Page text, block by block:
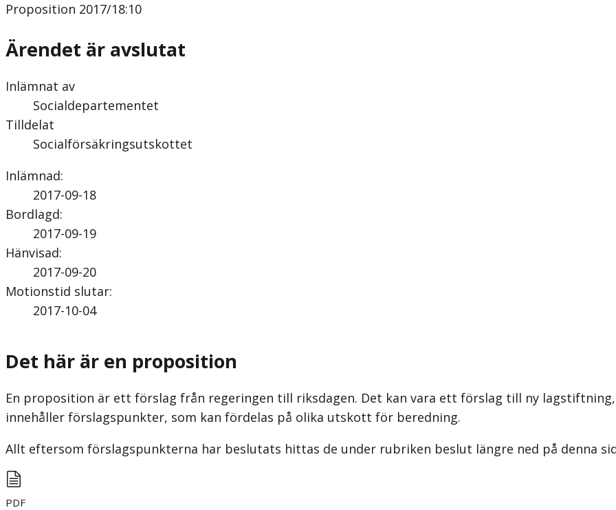
Proposition 2017/18:10
Ärendet är avslutat
Inlämnat av
Socialdepartementet
Tilldelat
Socialförsäkringsutskottet
Inlämnad:
2017-09-18
Bordlagd:
2017-09-19
Hänvisad:
2017-09-20
Motionstid slutar:
2017-10-04
Det här är en proposition
En proposition är ett förslag från regeringen till riksdagen. Det kan vara ett förslag till ny
innehåller förslagspunkter, som kan fördelas på olika utskott för beredning.
Allt eftersom förslagspunkterna har beslutats hittas de under rubriken beslut längre ned på denna
PDF